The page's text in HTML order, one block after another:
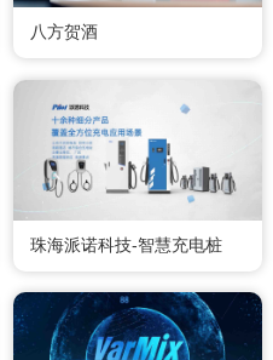
八方贺酒
珠海派诺科技-智慧充电桩